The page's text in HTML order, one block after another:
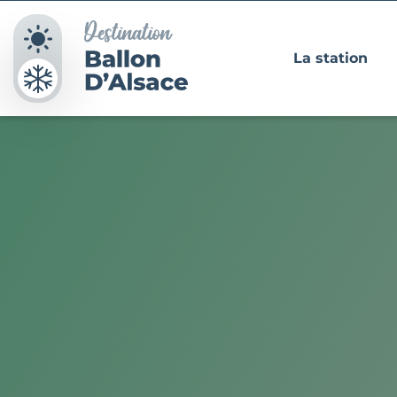
La station
Panneau de gestion des cookies